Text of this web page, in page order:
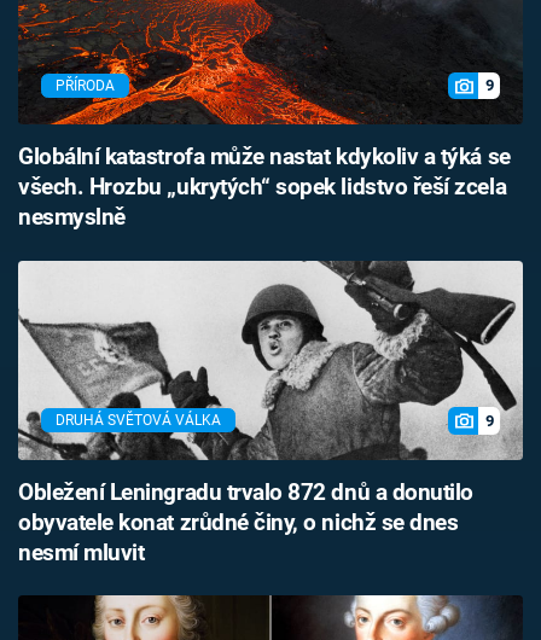
PŘÍRODA 9
Globální katastrofa může nastat kdykoliv a týká se
všech. Hrozbu „ukrytých“ sopek lidstvo řeší zcela
nesmyslně
DRUHÁ SVĚTOVÁ VÁLKA 9
Obležení Leningradu trvalo 872 dnů a donutilo
obyvatele konat zrůdné činy, o nichž se dnes
nesmí mluvit